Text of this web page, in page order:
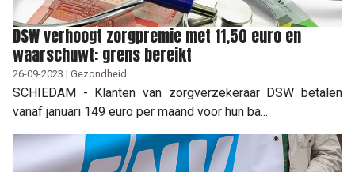
DSW verhoogt zorgpremie met 11,50 euro en
waarschuwt: grens bereikt
26-09-2023 | Gezondheid
SCHIEDAM - Klanten van zorgverzekeraar DSW betalen
vanaf januari 149 euro per maand voor hun ba...